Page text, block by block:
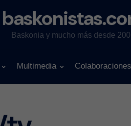
Baskonia y mucho más desde
Multimedia Colaboraciones